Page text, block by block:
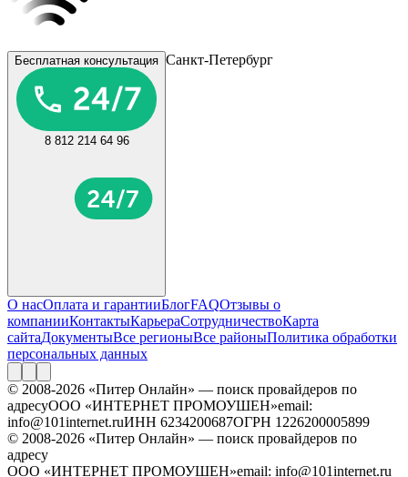
Бесплатная консультация
8 812 214 64 96
Санкт-Петербург
О насОплата и гарантииБлогFAQОтзывы о
компанииКонтактыКарьераСотрудничествоКарта
сайтаДокументыВсе регионыВсе районыПолитика обработки
персональных данных
© 2008-2026 «Питер Онлайн» — поиск провайдеров по
адресуООО «ИНТЕРНЕТ ПРОМОУШЕН»email:
info@101internet.ruИНН 6234200687ОГРН 1226200005899
© 2008-2026 «Питер Онлайн» — поиск провайдеров по
адресу
ООО «ИНТЕРНЕТ ПРОМОУШЕН»email: info@101internet.ru